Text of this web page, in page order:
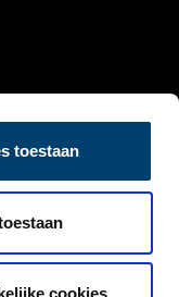
toestaan
cookies